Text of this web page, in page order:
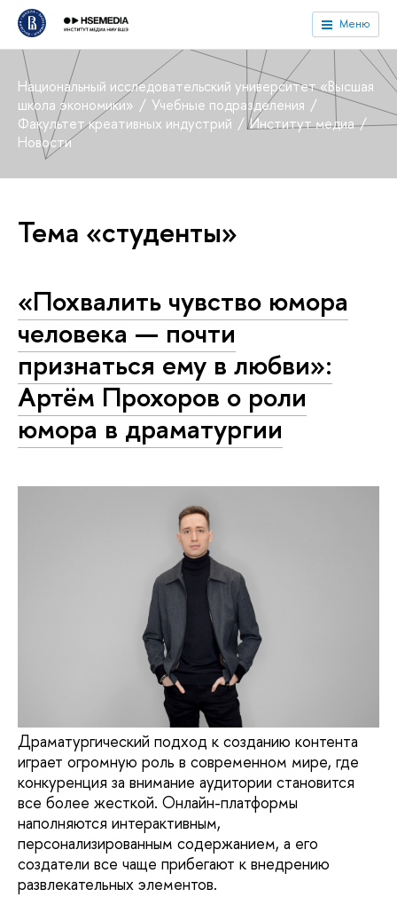
Меню
Национальный исследовательский университет «Высшая
школа экономики»
Учебные подразделения
Факультет креативных индустрий
Институт медиа
Новости
Тема «студенты»
«Похвалить чувство юмора
человека — почти
признаться ему в любви»:
Артём Прохоров о роли
юмора в драматургии
Драматургический подход к созданию контента
играет огромную роль в современном мире, где
конкуренция за внимание аудитории становится
все более жесткой. Онлайн-платформы
наполняются интерактивным,
персонализированным содержанием, а его
создатели все чаще прибегают к внедрению
развлекательных элементов.